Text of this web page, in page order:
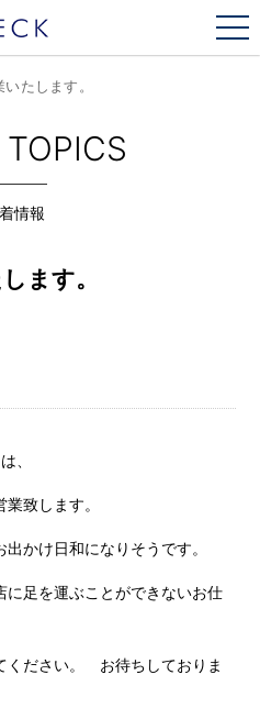
たします。
情報
ます。
、
致します。
かけ日和になりそうです。
に足を運ぶことができないお仕
ください。 お待ちしておりま